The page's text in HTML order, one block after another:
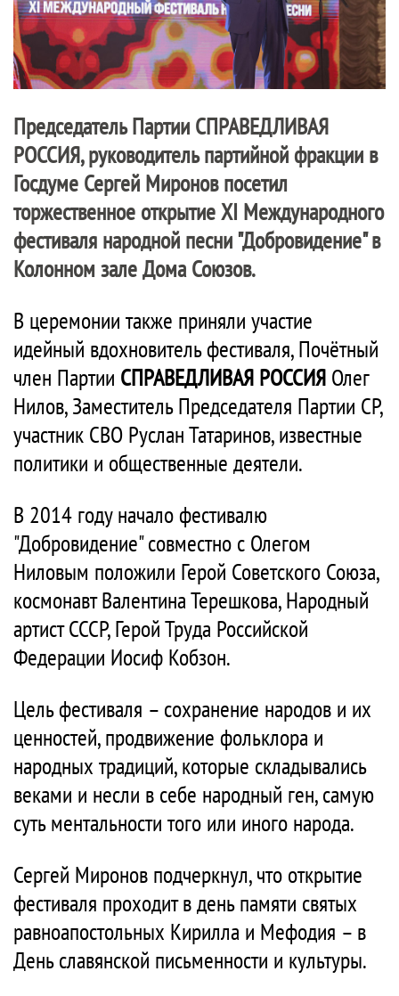
Председатель Партии СПРАВЕДЛИВАЯ
РОССИЯ, руководитель партийной фракции в
Госдуме Сергей Миронов посетил
торжественное открытие XI Международного
фестиваля народной песни "Добровидение" в
Колонном зале Дома Союзов.
В церемонии также приняли участие
идейный вдохновитель фестиваля, Почётный
член Партии СПРАВЕДЛИВАЯ РОССИЯ Олег
Нилов, Заместитель Председателя Партии СР,
участник СВО Руслан Татаринов, известные
политики и общественные деятели.
В 2014 году начало фестивалю
"Добровидение" совместно с Олегом
Ниловым положили Герой Советского Союза,
космонавт Валентина Терешкова, Народный
артист СССР, Герой Труда Российской
Федерации Иосиф Кобзон.
Цель фестиваля – сохранение народов и их
ценностей, продвижение фольклора и
народных традиций, которые складывались
веками и несли в себе народный ген, самую
суть ментальности того или иного народа.
Сергей Миронов подчеркнул, что открытие
фестиваля проходит в день памяти святых
равноапостольных Кирилла и Мефодия – в
День славянской письменности и культуры.